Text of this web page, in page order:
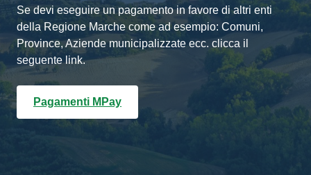
Se devi eseguire un pagamento in favore di altri enti
della Regione Marche come ad esempio: Comuni,
Province, Aziende municipalizzate ecc. clicca il
seguente link.
Pagamenti MPay